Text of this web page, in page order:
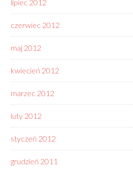
lipiec 2012
czerwiec 2012
maj 2012
kwiecień 2012
marzec 2012
luty 2012
styczeń 2012
grudzień 2011